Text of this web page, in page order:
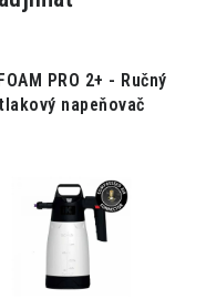
PRO 2+ - Ručný
tlakový napeňovač